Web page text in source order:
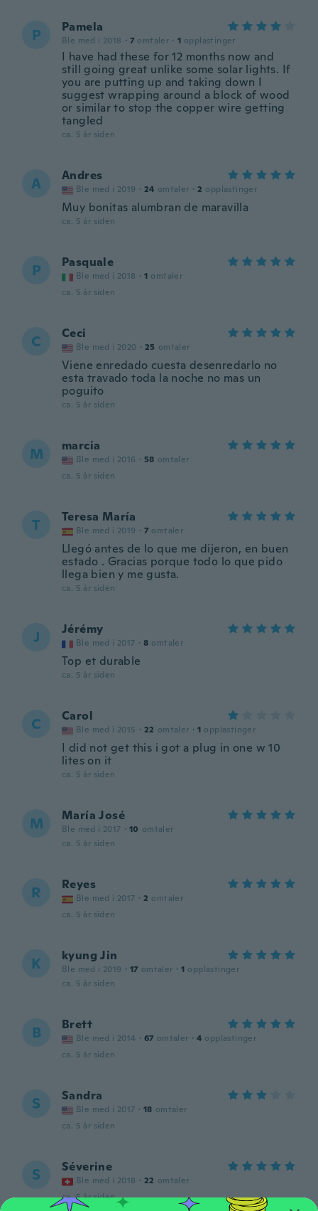
P Pamela
Ble med i 2018 · 7 omtaler · 1 opplastinger
I have had these for 12 months now and
still going great unlike some solar lights. If
you are putting up and taking down I
suggest wrapping around a block of wood
or similar to stop the copper wire getting
tangled
ca. 5 år siden
A Andres
Ble med i 2019 · 24 omtaler · 2 opplastinger
Muy bonitas alumbran de maravilla
ca. 5 år siden
P Pasquale
Ble med i 2018 · 1 omtaler
ca. 5 år siden
C Ceci
Ble med i 2020 · 25 omtaler
Viene enredado cuesta desenredarlo no
esta travado toda la noche no mas un
poguito
ca. 5 år siden
M marcia
Ble med i 2016 · 58 omtaler
ca. 5 år siden
T Teresa María
Ble med i 2019 · 7 omtaler
Llegó antes de lo que me dijeron, en buen
estado . Gracias porque todo lo que pido
llega bien y me gusta.
ca. 5 år siden
J Jérémy
Ble med i 2017 · 8 omtaler
Top et durable
ca. 5 år siden
C Carol
Ble med i 2015 · 22 omtaler · 1 opplastinger
I did not get this i got a plug in one w 10
lites on it
ca. 5 år siden
M María José
Ble med i 2017 · 10 omtaler
ca. 5 år siden
R Reyes
Ble med i 2017 · 2 omtaler
ca. 5 år siden
K kyung Jin
Ble med i 2019 · 17 omtaler · 1 opplastinger
ca. 5 år siden
B Brett
Ble med i 2014 · 67 omtaler · 4 opplastinger
ca. 5 år siden
S Sandra
Ble med i 2017 · 18 omtaler
ca. 5 år siden
S Séverine
Ble med i 2018 · 22 omtaler
ca. 5 år siden